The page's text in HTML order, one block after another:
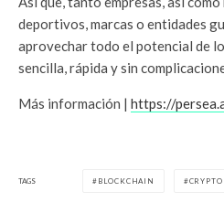
deportivos, marcas o entidades
aprovechar todo el potencial de
sencilla, rápida y sin
Más información | https://
TAGS BLOCKCHAIN CRYPTO